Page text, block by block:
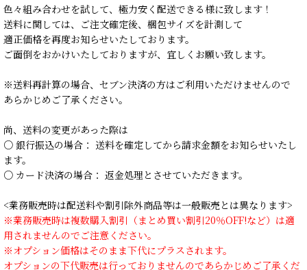
色々組み合わせを試して、極力安く配送できる様に致します！
送料に関しては、ご注文確定後、梱包サイズを計測して
適正価格を再度お知らせいたしております。
ご面倒をおかけいたしておりますが、宜しくお願い致します。
※送料再計算の場合、セブン決済の方はご利用いただけませんので
あらかじめご了承ください。
尚、送料の変更があった際は
○ 銀行振込の場合： 送料を確定してから請求金額をお知らせいたし
ます。
○ カード決済の場合： 返金処理とさせていただきます。
<業務販売時は配送料や割引除外商品等は一般販売とは異なります>
※業務販売時は複数購入割引（まとめ買い割引20％OFF!など）は適
用されませんのでご注意ください。
※オプション価格はそのまま下代にプラスされます。
オプションの下代販売は行っておりませんのであらかじめご了承くだ